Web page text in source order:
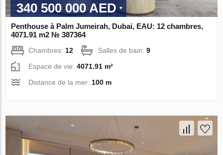
340 500 000 AED
Penthouse à Palm Jumeirah, Dubai, EAU: 12 chambres,
4071.91 m2 № 387364
Chambres:12 Salles de bain:9
Espace de vie:4071.91 m²
Distance de la mer:100 m